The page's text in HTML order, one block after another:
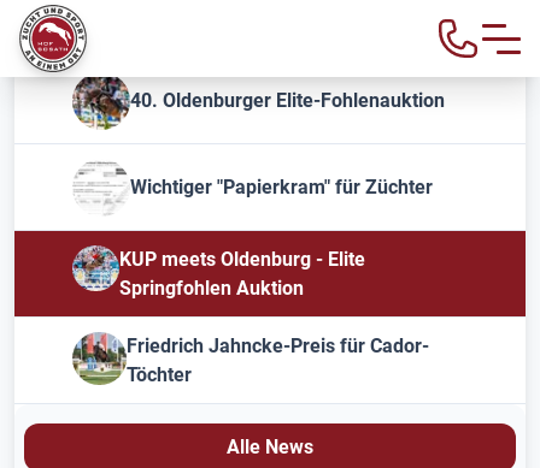
40. Oldenburger Elite-Fohlenauktion
Wichtiger "Papierkram" für Züchter
KUP meets Oldenburg - Elite
Springfohlen Auktion
Friedrich Jahncke-Preis für Cador-
Töchter
Alle News